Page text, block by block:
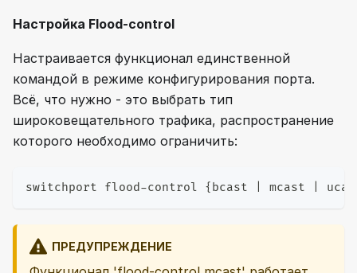
Настройка Flood-control
Настраивается функционал единственной
командой в режиме конфигурирования порта.
Всё, что нужно - это выбрать тип
широковещательного трафика, распространение
которого необходимо ограничить:
switchport flood-control {bcast | mcast |
ПРЕДУПРЕЖДЕНИЕ